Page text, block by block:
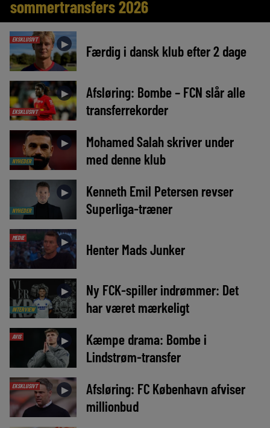
sommertransfers 2026
EKSKLUSIVT ► Færdig i dansk klub efter 2 dage
EKSKLUSIVT
►
Afsløring: Bombe – FCN slår alle
transferrekorder
NYHEDER
►
Mohamed Salah skriver under
med denne klub
NYHEDER
►
Kenneth Emil Petersen revser
Superliga-træner
MEDIE ► Henter Mads Junker
INTERVIEW
►
Ny FCK-spiller indrømmer: Det
har været mærkeligt
AVIS ►
Kæmpe drama: Bombe i
Lindstrøm-transfer
EKSKLUSIVT ►
Afsløring: FC København afviser
millionbud